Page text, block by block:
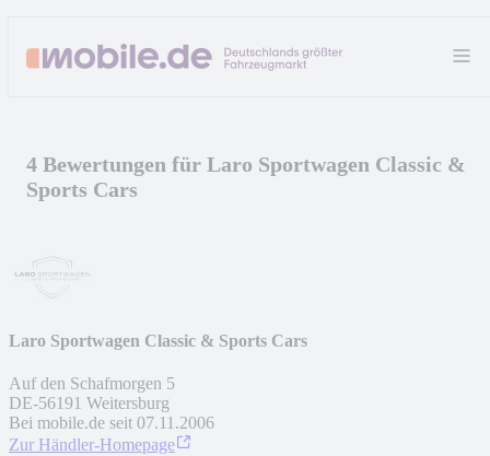
4 Bewertungen für Laro Sportwagen Classic &
Sports Cars
Laro Sportwagen Classic & Sports Cars
Auf den Schafmorgen 5
DE-56191 Weitersburg
Bei mobile.de seit 07.11.2006
Zur Händler-Homepage